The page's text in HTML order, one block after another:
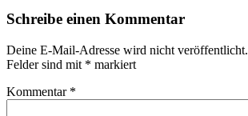
Schreibe einen Kommentar
Deine E-Mail-Adresse wird nicht veröffentlicht.
Felder sind mit * markiert
Kommentar *